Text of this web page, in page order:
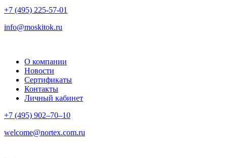
+7 (495) 225-57-01
info@moskitok.ru
О компании
Новости
Сертификаты
Контакты
Личный кабинет
+7 (495) 902–70–10
welcome@nortex.com.ru